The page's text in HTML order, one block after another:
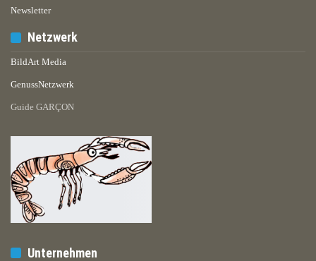
Newsletter
Netzwerk
BildArt Media
GenussNetzwerk
Guide GARÇON
Unternehmen